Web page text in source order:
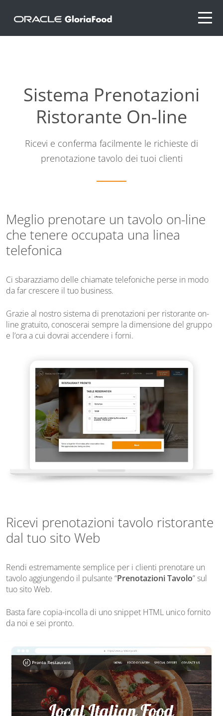
Sistema Prenotazioni
Ristorante On-line
Ricevi e conferma facilmente le richieste di
prenotazione tavolo dei tuoi clienti
Meglio prenotare un tavolo on-line
che tenere occupata una linea
telefonica
Ci sbarazziamo delle chiamate telefoniche perse in modo
da far crescere il tuo business.
Grazie al nostro sistema di prenotazioni per ristorante on-
line gratuito, conoscerai sempre la dimensione del gruppo
e l’ora a cui dovrai accendere i forni.
Ricevi prenotazioni tavolo ristorante
dal tuo sito Web
Rendi estremamente semplice per i clienti prenotare un
tavolo aggiungendo il pulsante “Prenotazioni Tavolo” sul
tuo sito Web.
Basta fare copia-incolla di uno snippet HTML unico fornito
da noi e sei pronto.